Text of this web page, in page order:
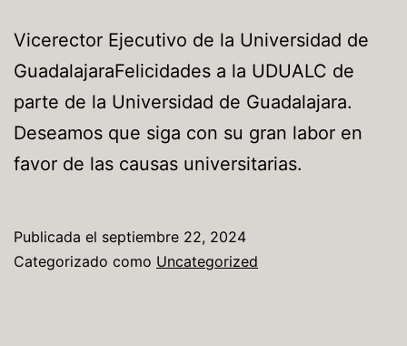
Vicerector Ejecutivo de la Universidad de
GuadalajaraFelicidades a la UDUALC de
parte de la Universidad de Guadalajara.
Deseamos que siga con su gran labor en
favor de las causas universitarias.
Publicada el septiembre 22, 2024
Categorizado como Uncategorized